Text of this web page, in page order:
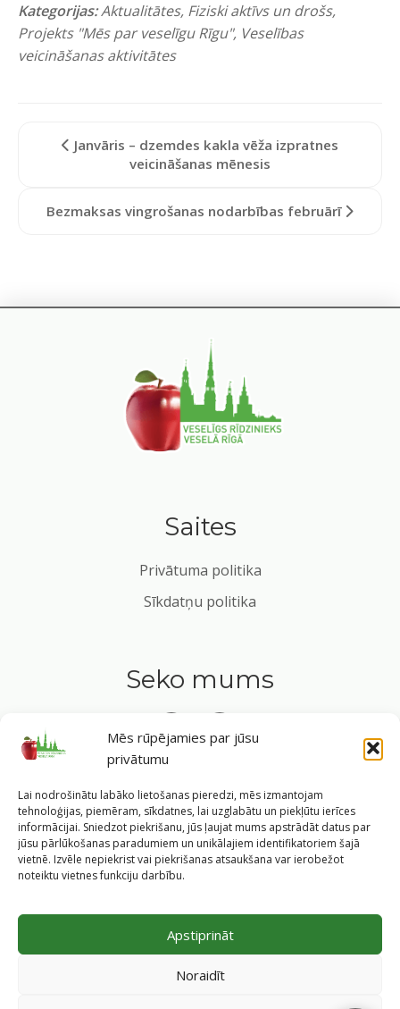
Mēs rūpējamies par jūsu
privātumu
Lai nodrošinātu labāko lietošanas pieredzi, mēs izmantojam
tehnoloģijas, piemēram, sīkdatnes, lai uzglabātu un piekļūtu ierīces
informācijai. Sniedzot piekrišanu, jūs ļaujat mums apstrādāt datus par
jūsu pārlūkošanas paradumiem un unikālajiem identifikatoriem šajā
vietnē. Izvēle nepiekrist vai piekrišanas atsaukšana var ierobežot
noteiktu vietnes funkciju darbību.
Apstiprināt
Noraidīt
Kategorijas:Aktualitātes, Fiziski aktīvs un drošs,
Projekts "Mēs par veselīgu Rīgu", Veselības
veicināšanas aktivitātes
Janvāris – dzemdes kakla vēža izpratnes
veicināšanas mēnesis
Bezmaksas vingrošanas nodarbības februārī
Saites
Privātuma politika
Sīkdatņu politika
Seko mums
©2026 Veselīgs rīdzinieks veselā Rīgā |Pārpublicējot
informāciju, atsauce uz Rīgas valstspilsētas pašvaldības
www.veseligsridzinieks.lv
Pašvaldības portālu administrē Rīgas valstspilsētas
pašvaldības Labklājības departaments (Rīga, Baznīcas iela